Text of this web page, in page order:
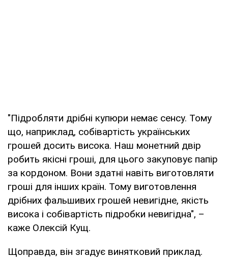
"Підробляти дрібні купюри немає сенсу. Тому
що, наприклад, собівартість українських
грошей досить висока. Наш монетний двір
робить якісні гроші, для цього закуповує папір
за кордоном. Вони здатні навіть виготовляти
гроші для інших країн. Тому виготовлення
дрібних фальшивих грошей невигідне, якість
висока і собівартість підробки невигідна", –
каже Олексій Кущ.
Щоправда, він згадує винятковий приклад.